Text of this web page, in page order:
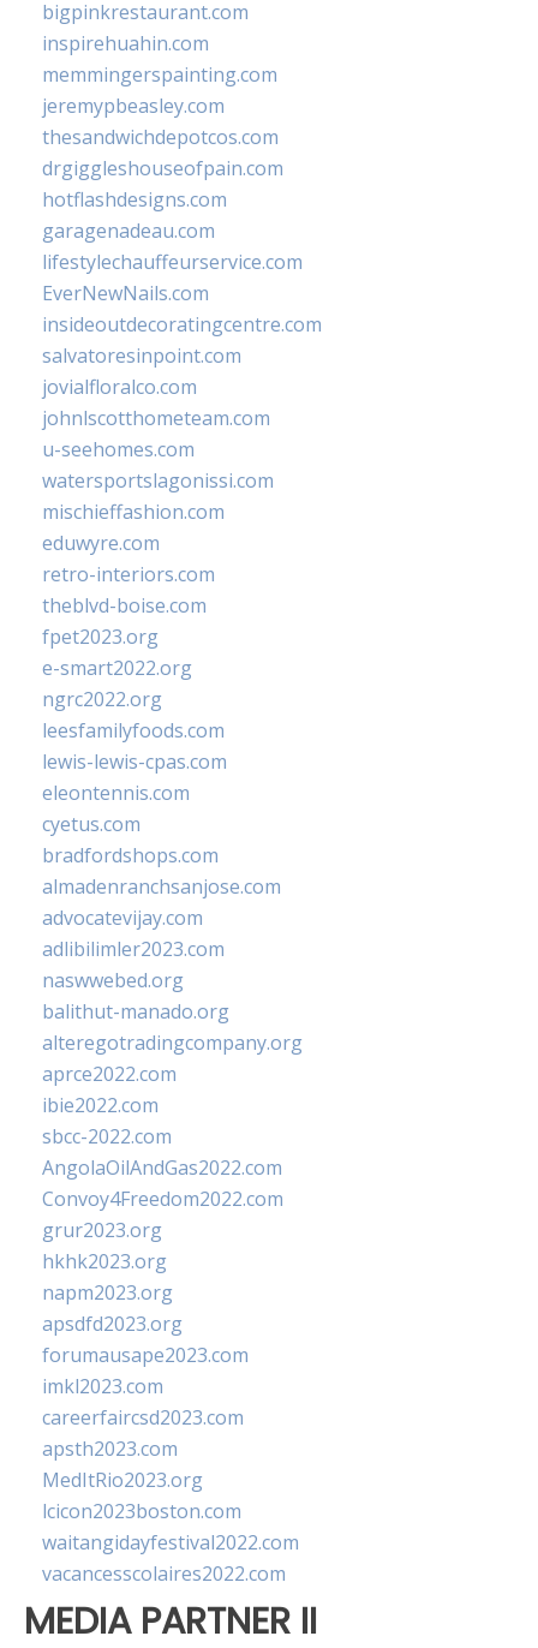
bigpinkrestaurant.com
inspirehuahin.com
memmingerspainting.com
jeremypbeasley.com
thesandwichdepotcos.com
drgiggleshouseofpain.com
hotflashdesigns.com
garagenadeau.com
lifestylechauffeurservice.com
EverNewNails.com
insideoutdecoratingcentre.com
salvatoresinpoint.com
jovialfloralco.com
johnlscotthometeam.com
u-seehomes.com
watersportslagonissi.com
mischieffashion.com
eduwyre.com
retro-interiors.com
theblvd-boise.com
fpet2023.org
e-smart2022.org
ngrc2022.org
leesfamilyfoods.com
lewis-lewis-cpas.com
eleontennis.com
cyetus.com
bradfordshops.com
almadenranchsanjose.com
advocatevijay.com
adlibilimler2023.com
naswwebed.org
balithut-manado.org
alteregotradingcompany.org
aprce2022.com
ibie2022.com
sbcc-2022.com
AngolaOilAndGas2022.com
Convoy4Freedom2022.com
grur2023.org
hkhk2023.org
napm2023.org
apsdfd2023.org
forumausape2023.com
imkl2023.com
careerfaircsd2023.com
apsth2023.com
MedItRio2023.org
lcicon2023boston.com
waitangidayfestival2022.com
vacancesscolaires2022.com
MEDIA PARTNER II